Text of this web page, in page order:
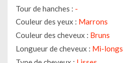
Tour de hanches : -
Couleur des yeux : Marrons
Couleur des cheveux : Bruns
Longueur de cheveux : Mi-longs